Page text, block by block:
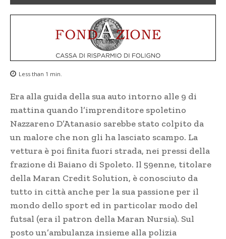
Less than 1 min.
Era alla guida della sua auto intorno alle 9 di
mattina quando l’imprenditore spoletino
Nazzareno D’Atanasio sarebbe stato colpito da
un malore che non gli ha lasciato scampo. La
vettura è poi finita fuori strada, nei pressi della
frazione di Baiano di Spoleto. Il 59enne, titolare
della Maran Credit Solution, è conosciuto da
tutto in città anche per la sua passione per il
mondo dello sport ed in particolar modo del
futsal (era il patron della Maran Nursia). Sul
posto un’ambulanza insieme alla polizia